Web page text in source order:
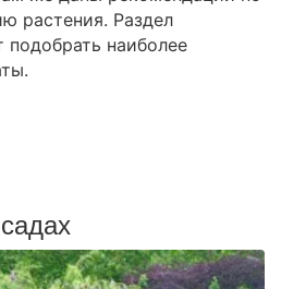
растения. Раздел
наиболее